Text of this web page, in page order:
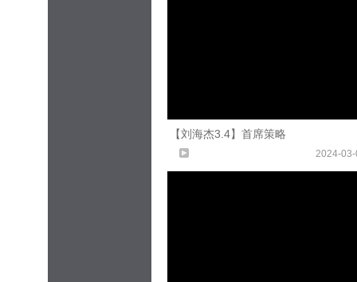
【刘海杰3.4】首席策略
2024-